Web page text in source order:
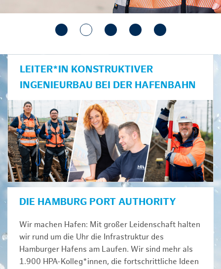
LEITER*IN KONSTRUKTIVER
INGENIEURBAU BEI DER HAFENBAHN
DIE HAMBURG PORT AUTHORITY
Wir machen Hafen: Mit großer Leidenschaft halten
wir rund um die Uhr die Infrastruktur des
Hamburger Hafens am Laufen. Wir sind mehr als
1.900 HPA-Kolleg*innen, die fortschrittliche Ideen